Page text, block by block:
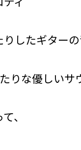
したギター
りな優しいサ
、